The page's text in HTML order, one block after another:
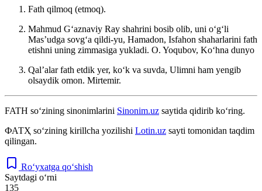
Fath qilmoq (etmoq).
Mahmud Gʻaznaviy Ray shahrini bosib olib, uni oʻgʻli
Masʼudga sovgʻa qildi-yu, Hamadon, Isfahon shaharlarini fath
etishni uning zimmasiga yukladi. O. Yoqubov, Koʻhna dunyo
Qalʼalar fath etdik yer, koʻk va suvda, Ulimni ham yengib
olsaydik omon. Mirtemir.
FATH so‘zining sinonimlarini Sinonim.uz saytida qidirib ko‘ring.
ФАТҲ so‘zining kirillcha yozilishi Lotin.uz sayti tomonidan taqdim
qilingan.
Ro‘yxatga qo‘shish
Saytdagi o‘rni
135